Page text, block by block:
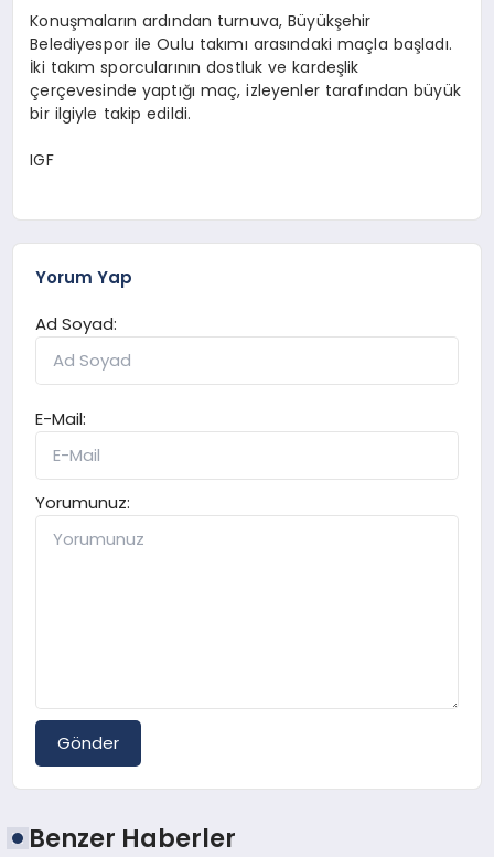
Konuşmaların ardından turnuva, Büyükşehir
Belediyespor ile Oulu takımı arasındaki maçla başladı.
İki takım sporcularının dostluk ve kardeşlik
çerçevesinde yaptığı maç, izleyenler tarafından büyük
bir ilgiyle takip edildi.
IGF
Yorum Yap
Ad Soyad:
E-Mail:
Yorumunuz:
Gönder
Benzer Haberler